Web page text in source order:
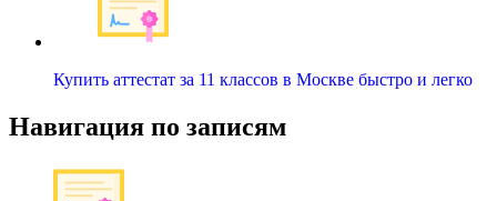
Купить аттестат за 11 классов в Москве быстро и легко
Навигация по записям